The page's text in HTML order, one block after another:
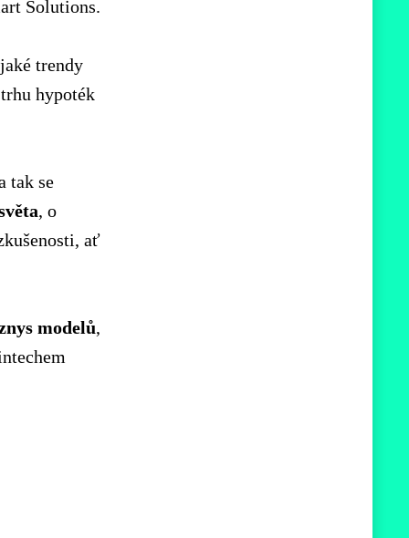
Solutions.
trendy
hypoték
tak se
, o
ať
modelů,